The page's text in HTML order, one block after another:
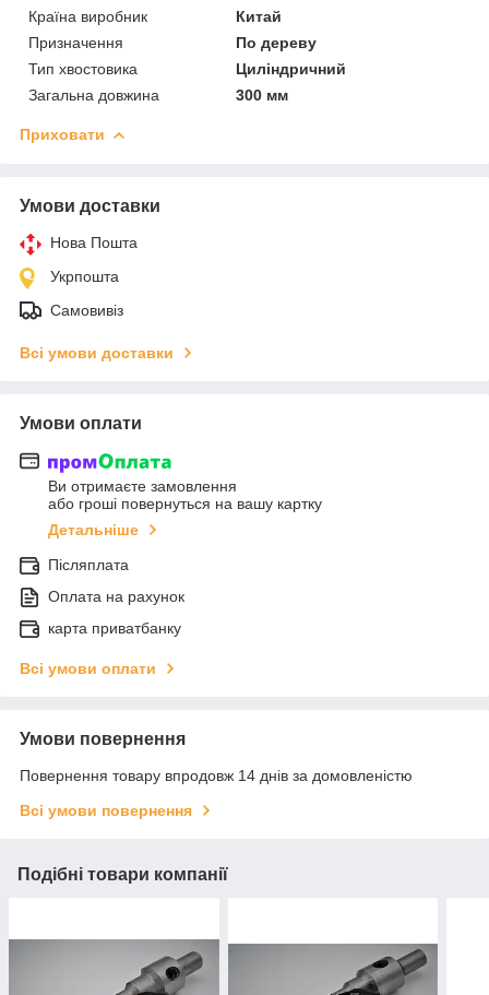
Країна виробник
Китай
Призначення
По дереву
Тип хвостовика
Циліндричний
Загальна довжина
300 мм
Приховати
Умови доставки
Нова Пошта
Укрпошта
Самовивіз
Всі умови доставки
Умови оплати
Ви отримаєте замовлення
або гроші повернуться на вашу картку
Детальніше
Післяплата
Оплата на рахунок
карта приватбанку
Всі умови оплати
Умови повернення
Повернення товару впродовж 14 днів за домовленістю
Всі умови повернення
Подібні товари компанії